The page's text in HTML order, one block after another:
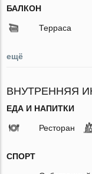
БАЛКОН
Терраса
ещё
ВНУТРЕННЯЯ
ЕДА И НАПИТКИ
Ресторан
СПОРТ